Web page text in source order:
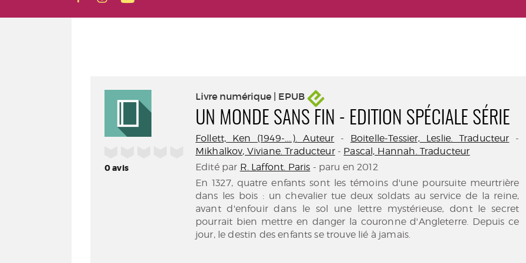
0avis
Livre numérique | EPUB
UN MONDE SANS FIN - EDITION SPÉCIALE SÉRIE
Follett, Ken (1949-....). Auteur - Boitelle-Tessier, Leslie. Traducteur -
Mikhalkov, Viviane. Traducteur- Pascal, Hannah. Traducteur
Edité par R. Laffont. Paris - paru en 2012
En 1327, quatre enfants sont les témoins d'une poursuite meurtrière
dans les bois : un chevalier tue deux soldats au service de la reine,
avant d'enfouir dans le sol une lettre mystérieuse, dont le secret
pourrait bien mettre en danger la couronne d'Angleterre. Depuis ce
jour, le destin des enfants se trouve lié à jamais.